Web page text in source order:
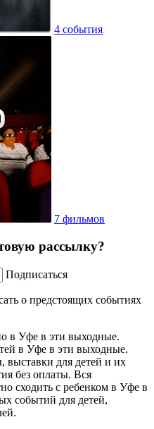
4 события
7 фильмов
рассылку?
Подписаться
о предстоящих событиях
в Уфе в эти выходные.
в Уфе в эти выходные.
выставки для детей и их
без оплаты. Вся
сходить с ребенком в Уфе в
событий для детей,